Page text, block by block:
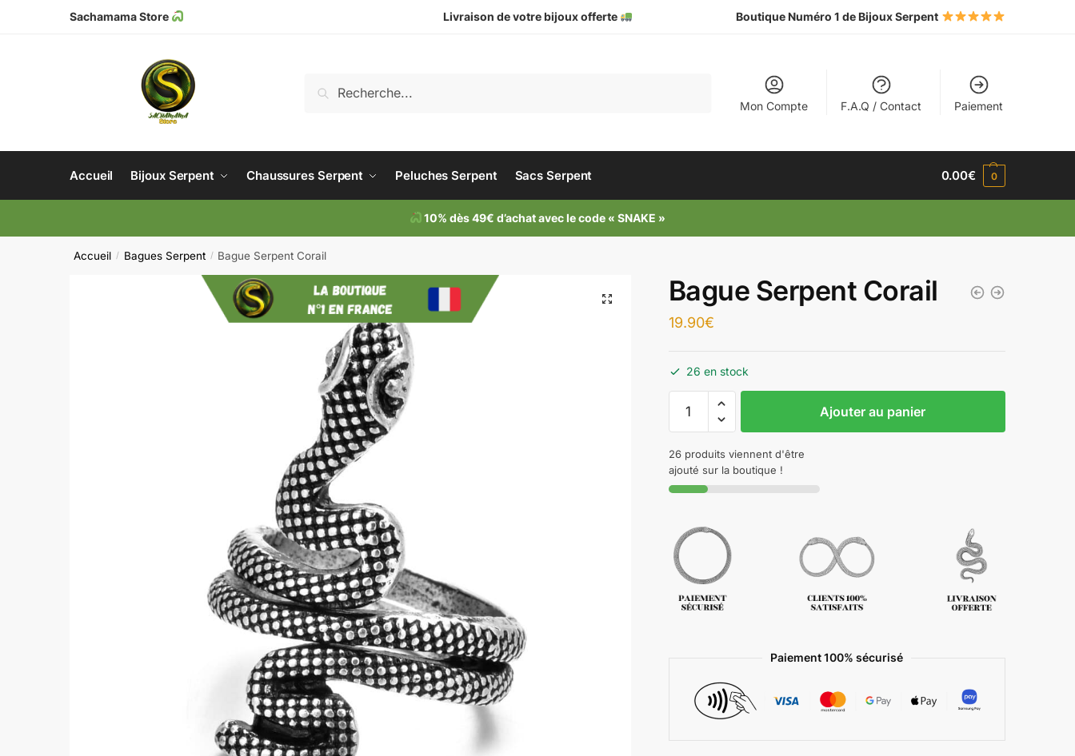
Sachamama Store Livraison de votre bijoux offerte Boutique Numéro 1 de Bijoux Serpent
Recherche
Mon Compte F.A.Q / Contact Paiement
Accueil Bijoux Serpent Chaussures Serpent Peluches Serpent Sacs Serpent 0.00€ 0
10% dès 49€ d’achat avec le code « SNAKE »
Accueil / Bagues Serpent / Bague Serpent Corail
Bague Serpent Corail
19.90€
26 en stock
Ajouter au panier
26 produits viennent d'être
ajouté sur la boutique !
Paiement 100% sécurisé